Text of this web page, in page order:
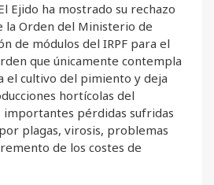
Ejido ha mostrado su rechazo
la Orden del Ministerio de
de módulos del IRPF para el
que únicamente contempla
el cultivo del pimiento y deja
hortícolas del
importantes pérdidas sufridas
plagas, virosis, problemas
de los costes de